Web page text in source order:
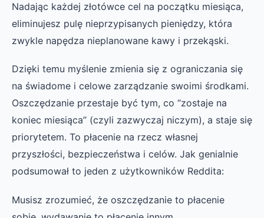
Nadając każdej złotówce cel na początku miesiąca,
eliminujesz pulę nieprzypisanych pieniędzy, która
zwykle napędza nieplanowane kawy i przekąski.
Dzięki temu myślenie zmienia się z ograniczania się
na świadome i celowe zarządzanie swoimi środkami.
Oszczędzanie przestaje być tym, co “zostaje na
koniec miesiąca” (czyli zazwyczaj niczym), a staje się
priorytetem. To płacenie na rzecz własnej
przyszłości, bezpieczeństwa i celów. Jak genialnie
podsumował to jeden z użytkowników Reddita:
Musisz zrozumieć, że oszczędzanie to płacenie